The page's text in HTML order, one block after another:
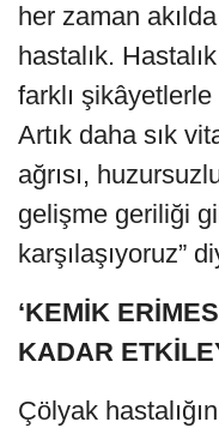
her zaman
hastalık.
farklı
Artık daha sık
ağrısı,
gelişme geriliği
karşılaşıyoruz”
‘KEMİK
KADAR
Çölyak